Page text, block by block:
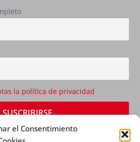
el Consentimiento
la política de privacidad